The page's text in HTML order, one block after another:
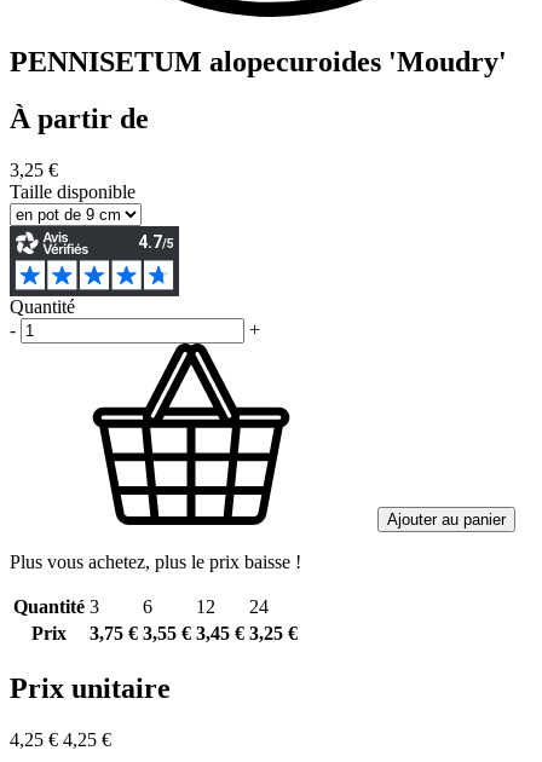
PENNISETUM alopecuroides 'Moudry'
À partir de
3,25 €
Taille disponible
Quantité
-
+
Ajouter au panier
Plus vous achetez, plus le prix baisse !
Quantité 3 6 12
24
Prix
3,75 € 3,55 € 3,45 € 3,25 €
Prix unitaire
4,25 € 4,25 €